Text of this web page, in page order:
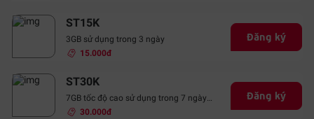
ST15K
3GB sử dụng trong 3 ngày
15.000đ
Đăng ký
ST30K
7GB tốc độ cao sử dụng trong 7 ngày
(Gia hạn tự động).
30.000đ
Đăng ký